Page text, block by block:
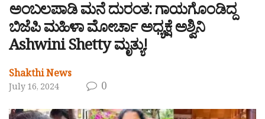
ಅಂಬಲಪಾಡಿ ಮನೆ ದುರಂತ: ಗಾಯಗೊಂಡಿದ್ದ
ಬಿಜೆಪಿ ಮಹಿಳಾ ಮೋರ್ಚಾ ಅಧ್ಯಕ್ಷೆ ಅಶ್ವಿನಿ
Ashwini Shetty ಮೃತ್ಯು!
Shakthi News
July 16, 2024 0